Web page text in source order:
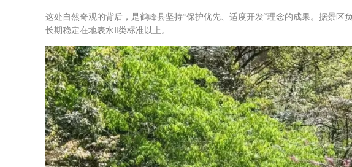
这处自然奇观的背后，是鹤峰县坚持“保护优先、适度开发”理念的成果。据景
长期稳定在地表水Ⅱ类标准以上。